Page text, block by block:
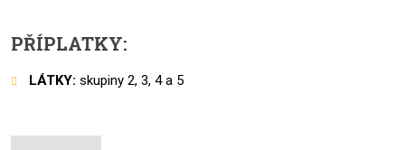
PŘÍPLATKY:
LÁTKY: skupiny 2, 3, 4 a 5